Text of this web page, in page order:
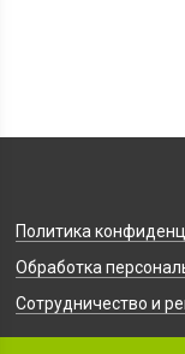
Политика
Обработка
Сотрудничество и